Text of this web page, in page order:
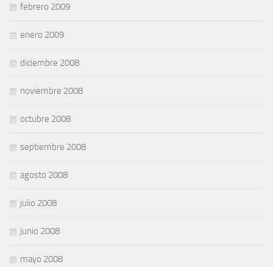
febrero 2009
enero 2009
diciembre 2008
noviembre 2008
octubre 2008
septiembre 2008
agosto 2008
julio 2008
junio 2008
mayo 2008